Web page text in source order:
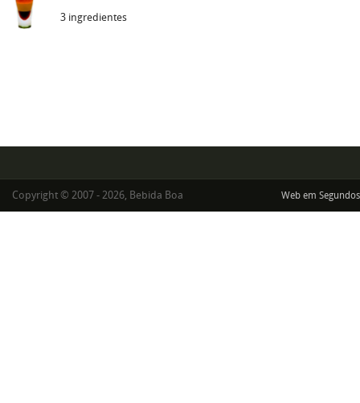
3 ingredientes
Copyright © 2007 - 2026, Bebida Boa Web em Segundos